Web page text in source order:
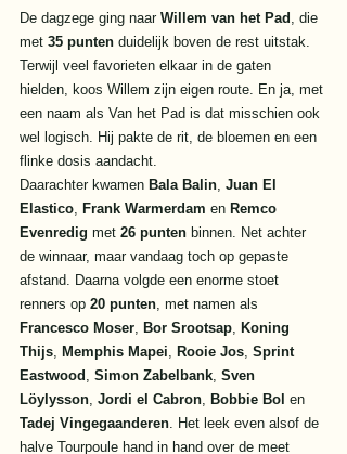
De dagzege ging naar Willem van het Pad
, die
met 35 punten duidelijk boven de rest uitstak.
Terwijl veel favorieten elkaar in de gaten
hielden, koos Willem zijn eigen route. En ja, met
een naam als Van het Pad is dat misschien ook
wel logisch. Hij pakte de rit, de bloemen en een
flinke dosis aandacht.
Daarachter kwamen Bala Balin Juan El
Elastico
Frank Warmerdam en Remco
Evenredig met 26 punten binnen. Net achter
de winnaar, maar vandaag toch op gepaste
afstand. Daarna volgde een enorme stoet
renners op 20 punten , met namen als
Francesco Moser
Bor Srootsap
Koning
Thijs
Memphis Mapei Rooie Jos Sprint
Eastwood
Simon Zabelbank Sven
Löylysson Jordi el Cabron Bobbie Bol en
Tadej Vingegaanderen . Het leek even alsof de
halve Tourpoule hand in hand over de meet